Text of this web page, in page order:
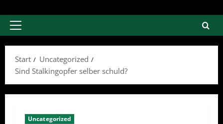
Primäres
Start
Uncategorized
Sind Stalkingopfer selber schuld?
Uncategorized